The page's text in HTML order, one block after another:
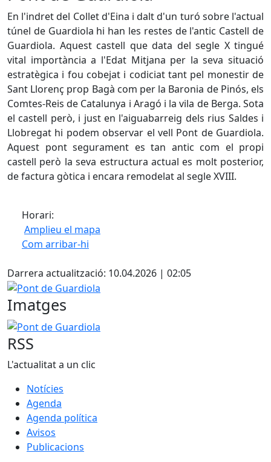
En l'indret del Collet d'Eina i dalt d'un turó sobre l'actual
túnel de Guardiola hi han les restes de l'antic Castell de
Guardiola. Aquest castell que data del segle X tingué
vital importància a l'Edat Mitjana per la seva situació
estratègica i fou cobejat i codiciat tant pel monestir de
Sant Llorenç prop Bagà com per la Baronia de Pinós, els
Comtes-Reis de Catalunya i Aragó i la vila de Berga. Sota
el castell però, i just en l'aiguabarreig dels rius Saldes i
Llobregat hi podem observar el vell Pont de Guardiola.
Aquest pont segurament es tan antic com el propi
castell però la seva estructura actual es molt posterior,
de factura gòtica i encara remodelat al segle XVIII.
Horari:
Amplieu el mapa
Com arribar-hi
−
Darrera actualització: 10.04.2026 | 02:05
Pont de Guardiola
Imatges
Pont de Guardiola
RSS
L'actualitat a un clic
Notícies
Agenda
Agenda política
Avisos
Publicacions